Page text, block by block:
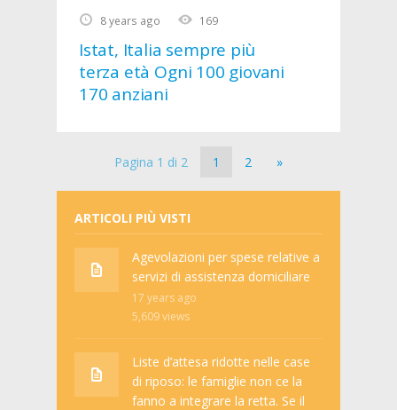
8 years ago 169
Istat, Italia sempre più
terza età Ogni 100 giovani
170 anziani
Pagina 1 di 2 1 2 »
ARTICOLI PIÙ VISTI
Agevolazioni per spese relative a
servizi di assistenza domiciliare
17 years ago
5,609views
Liste d’attesa ridotte nelle case
di riposo: le famiglie non ce la
fanno a integrare la retta. Se il